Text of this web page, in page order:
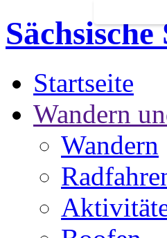
Sächsische
Startseite
Wandern
Wandern